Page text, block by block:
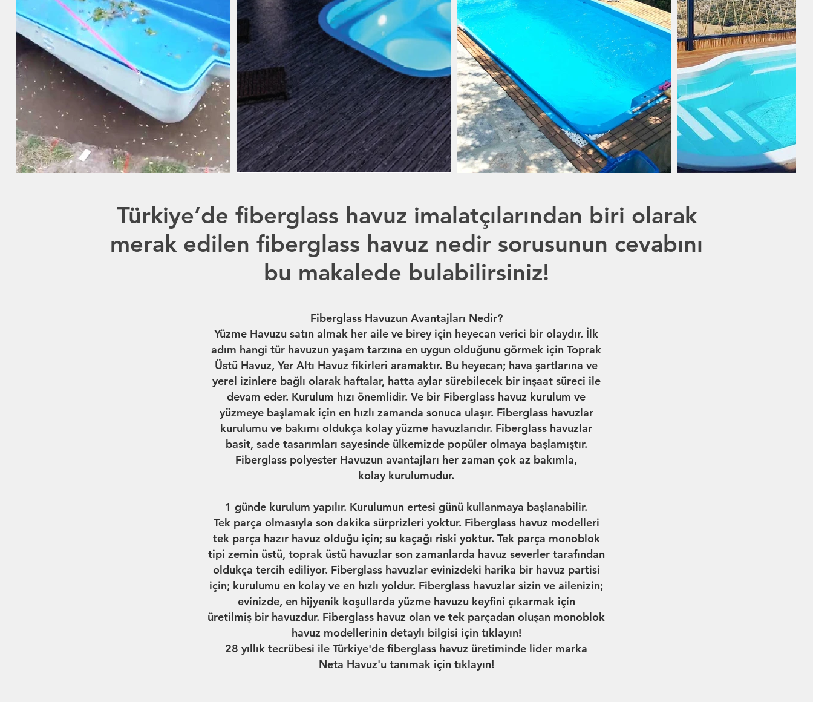
Türkiye’de fiberglass havuz imalatçılarından biri olarak
merak edilen fiberglass havuz nedir sorusunun cevabını
bu makalede bulabilirsiniz!
Fiberglass Havuzun Avantajları Nedir?
Yüzme Havuzu satın almak her aile ve birey için heyecan verici bir olaydır. İlk
adım hangi tür havuzun yaşam tarzına en uygun olduğunu görmek için Toprak
Üstü Havuz, Yer Altı Havuz fikirleri aramaktır. Bu heyecan; hava şartlarına ve
yerel izinlere bağlı olarak haftalar, hatta aylar sürebilecek bir inşaat süreci ile
devam eder. Kurulum hızı önemlidir. Ve bir Fiberglass havuz kurulum ve
yüzmeye başlamak için en hızlı zamanda sonuca ulaşır. Fiberglass havuzlar
kurulumu ve bakımı oldukça kolay yüzme havuzlarıdır. Fiberglass havuzlar
basit, sade tasarımları sayesinde ülkemizde popüler olmaya başlamıştır.
Fiberglass polyester Havuzun avantajları her zaman çok az bakımla,
kolay kurulumudur.
1 günde kurulum yapılır. Kurulumun ertesi günü kullanmaya başlanabilir.
Tek parça olmasıyla son dakika sürprizleri yoktur. Fiberglass havuz modelleri
tek parça hazır havuz olduğu için; su kaçağı riski yoktur. Tek parça monoblok
tipi zemin üstü, toprak üstü havuzlar son zamanlarda havuz severler tarafından
oldukça tercih ediliyor. Fiberglass havuzlar evinizdeki harika bir havuz partisi
için; kurulumu en kolay ve en hızlı yoldur. Fiberglass havuzlar sizin ve ailenizin;
evinizde, en hijyenik koşullarda yüzme havuzu keyfini çıkarmak için
üretilmiş bir havuzdur. Fiberglass havuz olan ve tek parçadan oluşan monoblok
havuz modellerinin detaylı bilgisi için tıklayın!
28 yıllık tecrübesi ile Türkiye'de fiberglass havuz üretiminde lider marka
Neta Havuz'u tanımak için tıklayın!